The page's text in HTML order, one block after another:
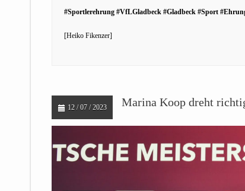
#Sportlerehrung #VfLGladbeck #Gladbeck #Sport
[Heiko Fikenzer]
12 / 07 / 2023 Marina Koop dreht